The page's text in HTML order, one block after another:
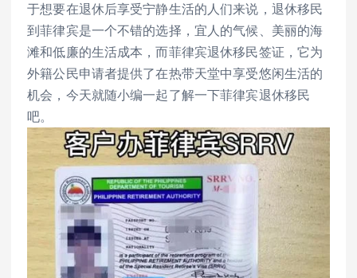
于想要在退休后享受宁静生活的人们来说，退休移民
到菲律宾是一个不错的选择，宜人的气候、美丽的海
滩和低廉的生活成本，而菲律宾退休移民签证，它为
外籍公民申请者提供了在热带天堂中享受悠闲生活的
机会，今天就随小编一起了解一下菲律宾退休移民
吧。